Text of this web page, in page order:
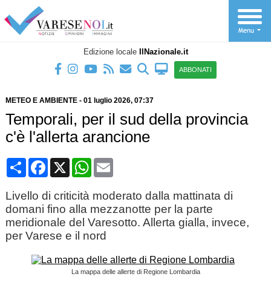
Edizione locale IlNazionale.it
ABBONATI
METEO E AMBIENTE- 01 luglio 2026, 07:37
Temporali, per il sud della provincia
c'è l'allerta arancione
CondividiFacebook
X WhatsApp
Email
Livello di criticità moderato dalla mattinata di
domani fino alla mezzanotte per la parte
meridionale del Varesotto. Allerta gialla, invece,
per Varese e il nord
La mappa delle allerte di Regione Lombardia